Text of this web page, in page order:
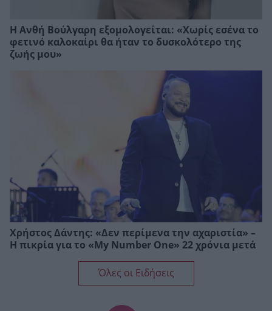
Η Ανθή Βούλγαρη εξομολογείται: «Χωρίς εσένα το
φετινό καλοκαίρι θα ήταν το δυσκολότερο της
ζωής μου»
Χρήστος Δάντης: «Δεν περίμενα την αχαριστία» –
Η πικρία για το «My Number One» 22 χρόνια μετά
Όλες οι Ειδήσεις